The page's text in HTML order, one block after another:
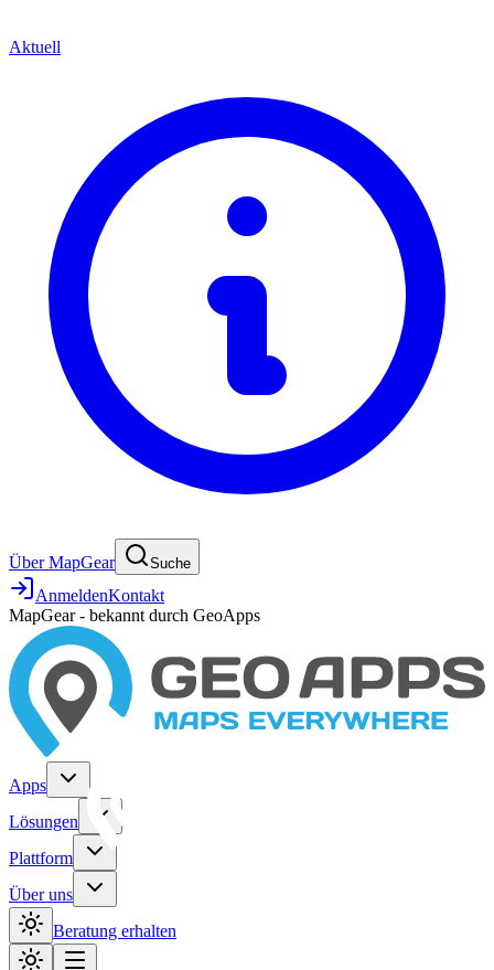
Aktuell
Über MapGear Suche
AnmeldenKontakt
MapGear - bekannt durch GeoApps
Apps
Lösungen
Plattform
Über uns
Beratung erhalten